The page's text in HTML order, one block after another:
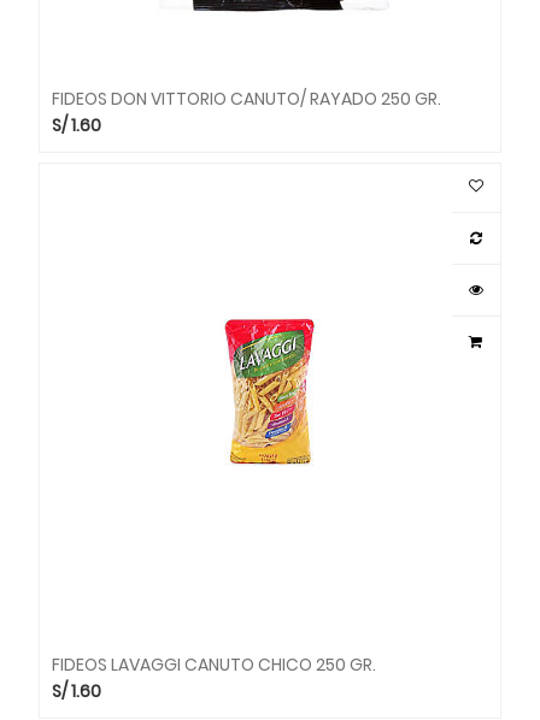
FIDEOS DON VITTORIO CANUTO/ RAYADO 250 GR.
S/1.60
FIDEOS LAVAGGI CANUTO CHICO 250 GR.
S/1.60